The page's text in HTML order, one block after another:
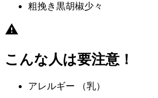
粗挽き黒胡椒少々
こんな人は要注意！
アレルギー （乳）